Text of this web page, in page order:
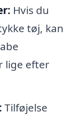
Hvis du
tøj, kan
lige efter
Tilføjelse